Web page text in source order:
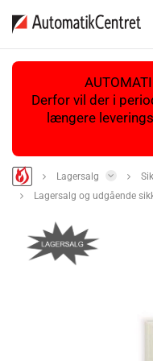
Derfor vil der i
længere
Lagersalg
Lagersalg og udgående